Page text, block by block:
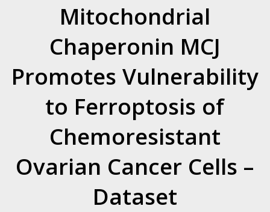
Mitochondrial
Chaperonin MCJ
Promotes Vulnerability
to Ferroptosis of
Chemoresistant
Ovarian Cancer Cells –
Dataset